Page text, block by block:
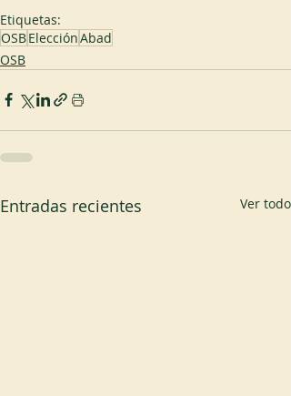
Etiquetas:
OSBElecciónAbad
OSB
Entradas recientes Ver todo